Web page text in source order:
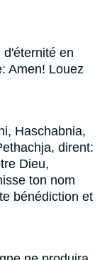
en
Amen! Louez
Haschabnia,
dirent:
Dieu,
ton nom
bénédiction et